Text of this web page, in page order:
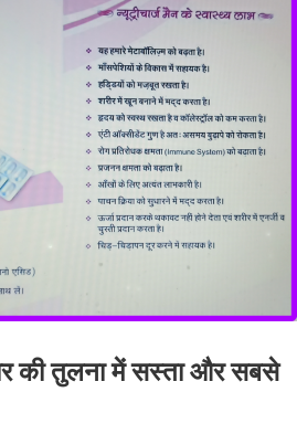
की तुलना में सस्ता और सबसे